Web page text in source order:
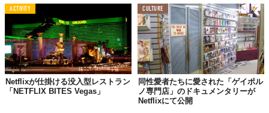
ACTIVITY
Netflixが仕掛ける没入型レストラン
「NETFLIX BITES Vegas」
CULTURE
同性愛者たちに愛された「ゲイポル
ノ専門店」のドキュメンタリーが
Netflixにて公開